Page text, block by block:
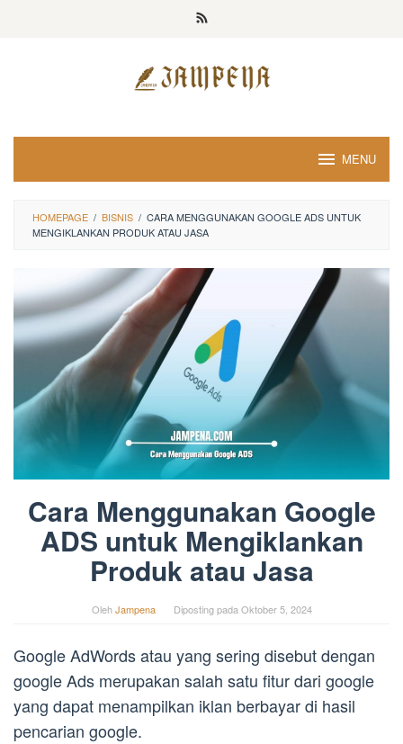
MENU
HOMEPAGE / BISNIS / CARA MENGGUNAKAN GOOGLE ADS UNTUK
MENGIKLANKAN PRODUK ATAU JASA
Cara Menggunakan Google
ADS untuk Mengiklankan
Produk atau Jasa
OlehJampena Diposting pada Oktober 5, 2024
Google AdWords atau yang sering disebut dengan
google Ads merupakan salah satu fitur dari google
yang dapat menampilkan iklan berbayar di hasil
pencarian google.